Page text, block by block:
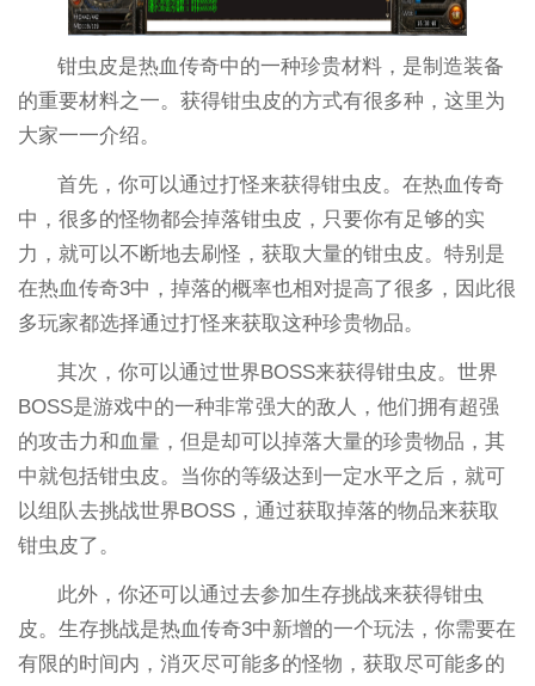
钳虫皮是热血传奇中的一种珍贵材料，是制造装备
的重要材料之一。获得钳虫皮的方式有很多种，这里为
大家一一介绍。
首先，你可以通过打怪来获得钳虫皮。在热血传奇
中，很多的怪物都会掉落钳虫皮，只要你有足够的实
力，就可以不断地去刷怪，获取大量的钳虫皮。特别是
在热血传奇3中，掉落的概率也相对提高了很多，因此很
多玩家都选择通过打怪来获取这种珍贵物品。
其次，你可以通过世界BOSS来获得钳虫皮。世界
BOSS是游戏中的一种非常强大的敌人，他们拥有超强
的攻击力和血量，但是却可以掉落大量的珍贵物品，其
中就包括钳虫皮。当你的等级达到一定水平之后，就可
以组队去挑战世界BOSS，通过获取掉落的物品来获取
钳虫皮了。
此外，你还可以通过去参加生存挑战来获得钳虫
皮。生存挑战是热血传奇3中新增的一个玩法，你需要在
有限的时间内，消灭尽可能多的怪物，获取尽可能多的